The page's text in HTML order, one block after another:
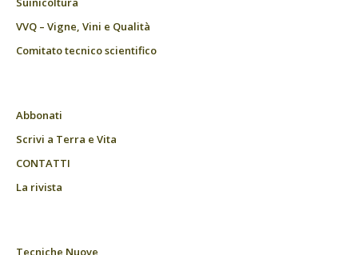
VVQ – Vigne, Vini e Qualità
Comitato tecnico scientifico
Abbonati
Scrivi a Terra e Vita
CONTATTI
La rivista